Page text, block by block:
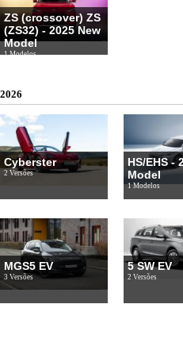
ZS (crossover) ZS
(ZS32) - 2025 New
Model
1 Modelos
2026
Cyberster
2 Versões
HS/EHS -
Model
1 Modelos
MGS5 EV
3 Versões
5 SW EV
2 Versões